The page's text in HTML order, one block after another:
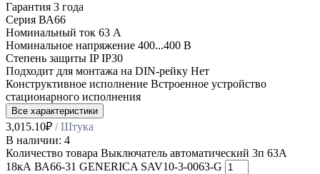
Гарантия 3 года
Серия ВА66
Номинальный ток 63 А
Номинальное напряжение 400...400 В
Степень защиты IP IP30
Подходит для монтажа на DIN-рейку Нет
Конструктивное исполнение Встроенное устройство
стационарного исполнения
Все характеристики
3,015.10₽ / Штука
В наличии: 4
Количество товара Выключатель автоматический 3п 63А
18кА ВА66-31 GENERICA SAV10-3-0063-G